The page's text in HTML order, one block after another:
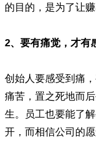
的目的，是为了让
2、要有痛觉，才有
创始人要感受到痛
痛苦，置之死地而
生。员工也要能了
开，而相信公司的